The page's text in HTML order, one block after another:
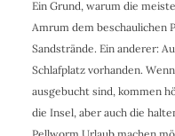
Ein Grund, warum die
Amrum dem beschaulichen
Sandstrände. Ein anderer:
Schlafplatz vorhanden.
ausgebucht sind, kommen
die Insel, aber auch die